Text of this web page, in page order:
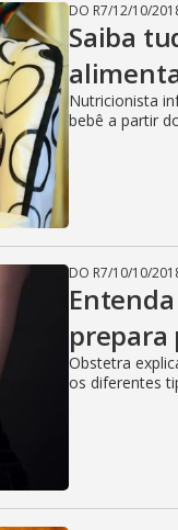
DO R7/12/10/
Saiba
Nutricionista
bebê a partir
DO R7/10/10/
prepara
Obstetra
os diferentes